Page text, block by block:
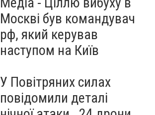
Москві був командувач
рф, який керував
наступом на Київ
У Повітряних силах
повідомили деталі